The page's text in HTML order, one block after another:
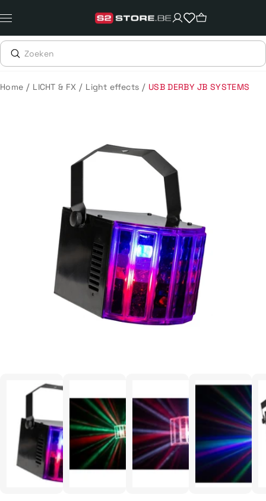
naar
content
Home / LICHT & FX / Light effects / USB DERBY JB SYSTEMS